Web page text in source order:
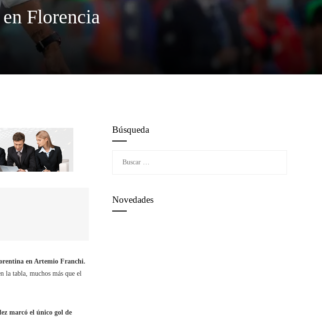
Florencia
en Artemio Franchi.
la tabla, muchos más que el
marcó el único gol de
Búsqueda
Novedades